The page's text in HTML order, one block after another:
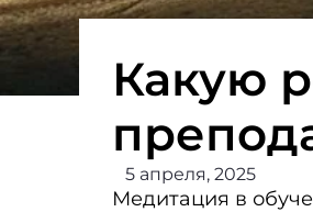
Какую
5 апреля, 2025
Медитация в